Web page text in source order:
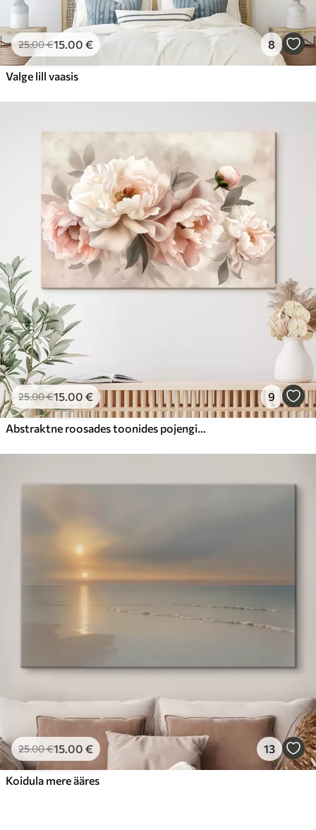
25.00€15.00 € 8
Valge lill vaasis
25.00€15.00 € 9
Abstraktne roosades toonides pojengide kimp
25.00€15.00 € 13
Koidula mere ääres